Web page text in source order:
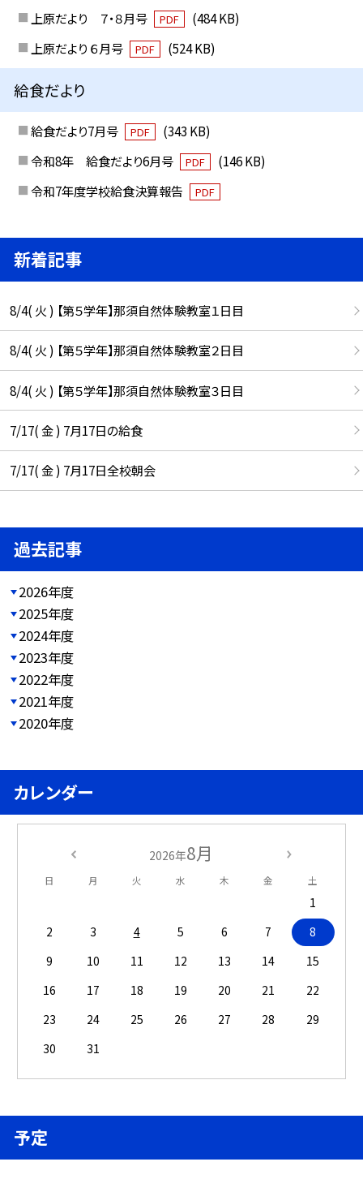
上原だより ７・８月号 PDF
(484 KB)
上原だより ６月号
PDF (524 KB)
給食だより
給食だより7月号 PDF
(343 KB)
令和8年 給食だより6月号
PDF
(146 KB)
令和7年度学校給食決算報告
PDF
新着記事
8/4( 火 ) 【第５学年】那須自然体験教室１日目
8/4( 火 ) 【第５学年】那須自然体験教室２日目
8/4( 火 ) 【第５学年】那須自然体験教室３日目
7/17( 金 ) 7月17日の給食
7/17( 金 ) 7月17日全校朝会
過去記事
2026年度
2025年度
2024年度
2023年度
2022年度
2021年度
2020年度
カレンダー
2026年8月
日 月 火 水 木 金 土
1
2
3 4 5 6 7
8
9
10 11 12 13 14
15
16
17 18 19 20 21
22
23
24 25 26 27 28
29
30
31
予定